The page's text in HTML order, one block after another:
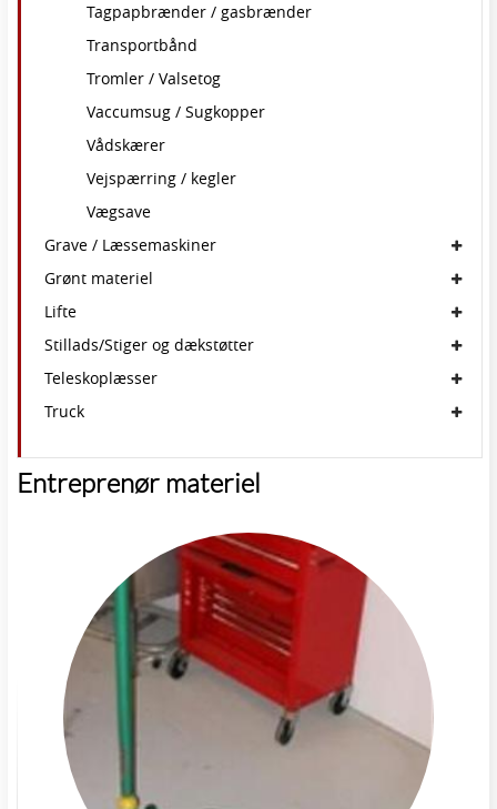
Tagpapbrænder / gasbrænder
Transportbånd
Tromler / Valsetog
Vaccumsug / Sugkopper
Vådskærer
Vejspærring / kegler
Vægsave
Grave / Læssemaskiner
Grønt materiel
Lifte
Stillads/Stiger og dækstøtter
Teleskoplæsser
Truck
Entreprenør materiel